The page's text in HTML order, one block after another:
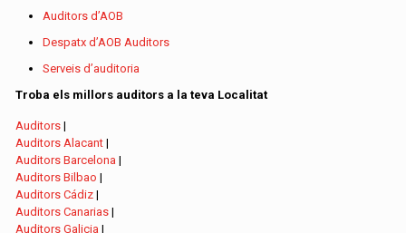
Auditors d’AOB
Despatx d’AOB Auditors
Serveis d’auditoria
Troba els millors auditors a la teva Localitat
Auditors |
Auditors Alacant |
Auditors Barcelona |
Auditors Bilbao |
Auditors Cádiz |
Auditors Canarias |
Auditors Galicia |